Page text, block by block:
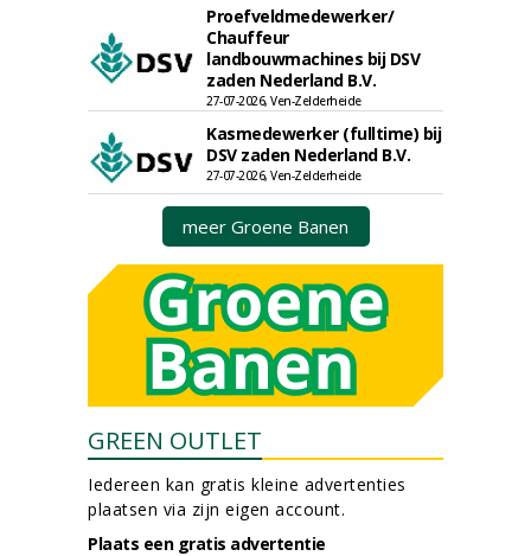
Proefveldmedewerker/
Chauffeur
landbouwmachines bij DSV
zaden Nederland B.V.
27-07-2026, Ven-Zelderheide
Kasmedewerker (fulltime) bij
DSV zaden Nederland B.V.
27-07-2026, Ven-Zelderheide
meer Groene Banen
GREEN OUTLET
Iedereen kan gratis kleine advertenties
plaatsen via zijn eigen account.
Plaats een gratis advertentie